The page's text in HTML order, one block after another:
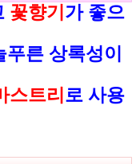
꽃향기 가 좋으
상록성이
스트리 로 사용